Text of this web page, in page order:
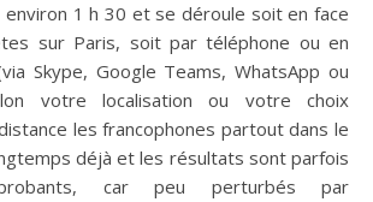
environ 1 h 30 et se déroule soit en face
sur Paris, soit par téléphone ou en
Skype, Google Teams, WhatsApp ou
votre localisation ou votre choix
les francophones partout dans le
déjà et les résultats sont parfois
car peu perturbés par